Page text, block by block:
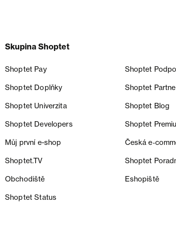
Skupina Shoptet
Shoptet Pay Shoptet
Shoptet Doplňky Shoptet
Shoptet Univerzita Shoptet Blog
Shoptet Developers Shoptet
Můj první e-shop Česká
Shoptet.TV Shoptet
Obchodiště Eshopiště
Shoptet Status